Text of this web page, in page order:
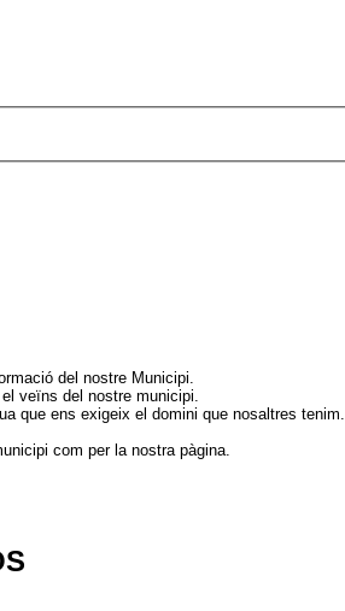
del nostre Municipi.
veïns del nostre municipi.
que ens exigeix el domini que nosaltres tenim.
com per la nostra pàgina.